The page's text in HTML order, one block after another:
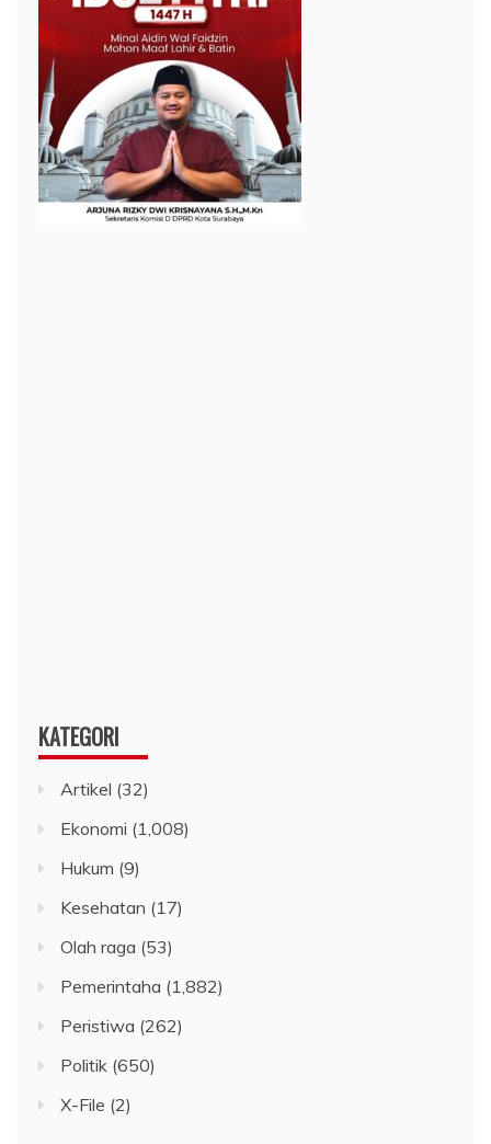
KATEGORI
Artikel (32)
Ekonomi (1,008)
Hukum (9)
Kesehatan (17)
Olah raga (53)
Pemerintaha (1,882)
Peristiwa (262)
Politik (650)
X-File (2)